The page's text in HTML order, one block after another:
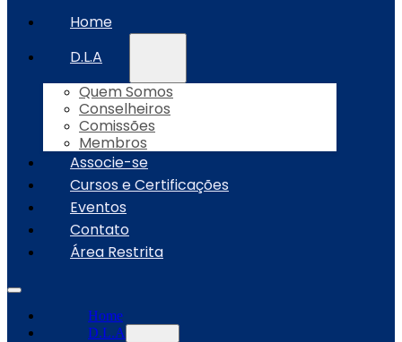
Home
D.L.A
Quem Somos
Conselheiros
Comissões
Membros
Associe-se
Cursos e Certificações
Eventos
Contato
Área Restrita
Home
D.L.A